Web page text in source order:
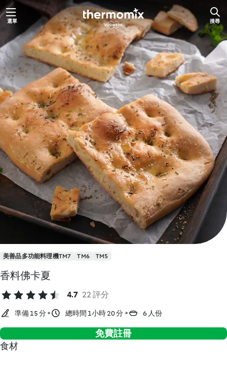
跳
要
內
容
選單 搜尋
美善品多功能料理機TM7 TM6 TM5
香料佛卡夏
4.7 22 評分
準備 15 分 總時間 1小時 20 分 6 人份
免費註冊
食材